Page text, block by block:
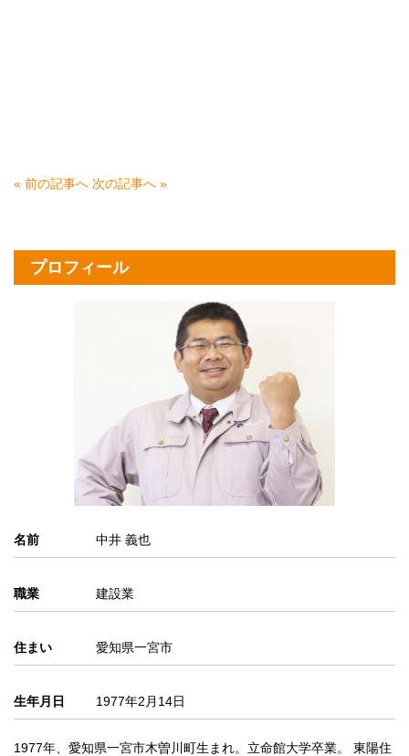
« 前の記事へ 次の記事へ »
プロフィール
名前 中井 義也
職業 建設業
住まい 愛知県一宮市
生年月日 1977年2月14日
1977年、愛知県一宮市木曽川町生まれ。立命館大学卒業。 東陽住